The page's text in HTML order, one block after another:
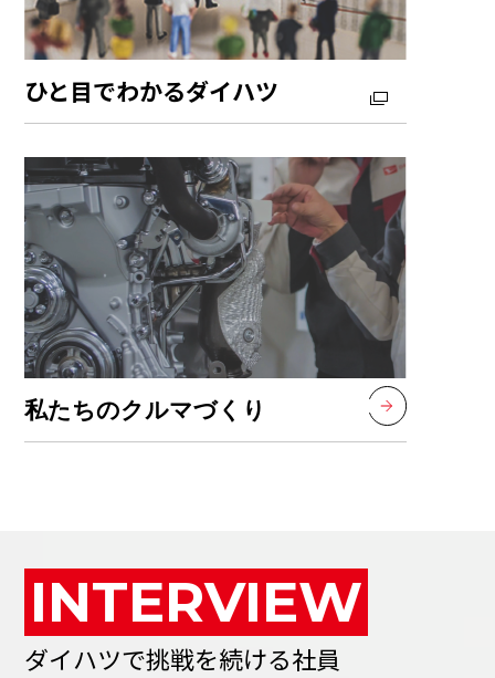
ひと目でわかるダイハツ
私たちのクルマづくり
INTERVIEW
ダイハツで挑戦を続ける社員